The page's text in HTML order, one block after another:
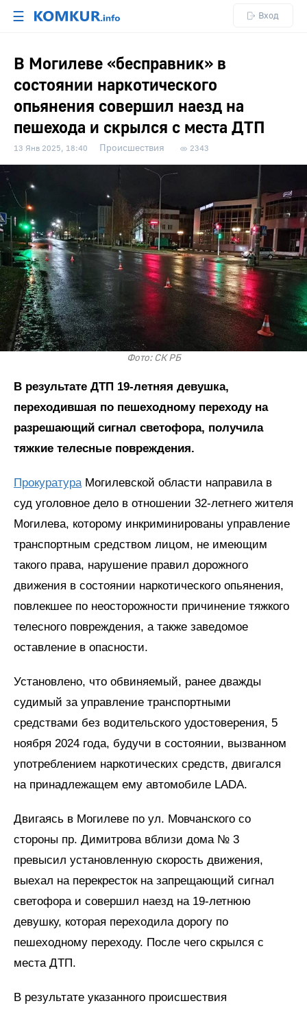
☰ Вход
В Могилеве «бесправник» в
состоянии наркотического
опьянения совершил наезд на
пешехода и скрылся с места ДТП
13 Янв 2025, 18:40 Происшествия 2343
Фото: СК РБ
В результате ДТП 19-летняя девушка,
переходившая по пешеходному переходу на
разрешающий сигнал светофора, получила
тяжкие телесные повреждения.
Прокуратура Могилевской области направила в
суд уголовное дело в отношении 32-летнего жителя
Могилева, которому инкриминированы управление
транспортным средством лицом, не имеющим
такого права, нарушение правил дорожного
движения в состоянии наркотического опьянения,
повлекшее по неосторожности причинение тяжкого
телесного повреждения, а также заведомое
оставление в опасности.
Установлено, что обвиняемый, ранее дважды
судимый за управление транспортными
средствами без водительского удостоверения, 5
ноября 2024 года, будучи в состоянии, вызванном
употреблением наркотических средств, двигался
на принадлежащем ему автомобиле LADA.
Двигаясь в Могилеве по ул. Мовчанского со
стороны пр. Димитрова вблизи дома № 3
превысил установленную скорость движения,
выехал на перекресток на запрещающий сигнал
светофора и совершил наезд на 19-летнюю
девушку, которая переходила дорогу по
пешеходному переходу. После чего скрылся с
места ДТП.
В результате указанного происшествия